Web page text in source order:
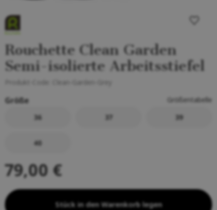
Rouchette Clean Garden
Semi-isolierte Arbeitsstiefel
Clean-Garden-Grey
Größe
Größentabelle
36
37 39
40
79,00 €
Stück in den Warenkorb legen